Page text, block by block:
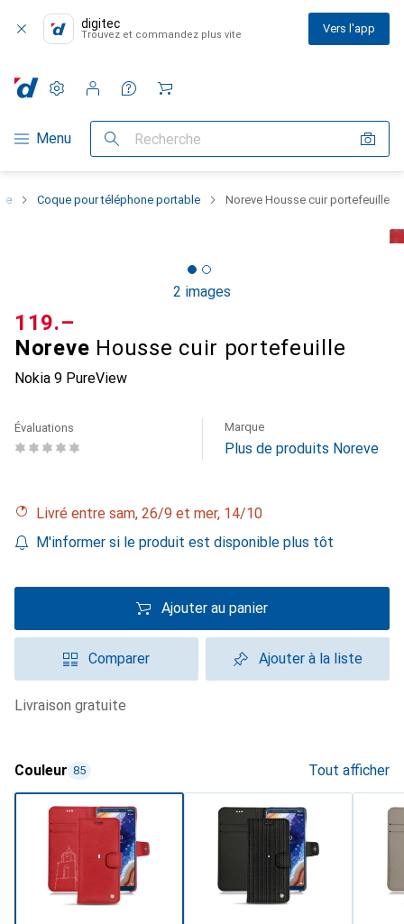
digitec
Trouvez et commandez plus vite Vers l'app
Navigation par catégorie
Menu Recherche
Paramètres
Compte client
Listes de comparaison
Listes d'envies
Panier
Coque pour téléphone portable Noreve Housse cuir portefeuille
2 images
Noreve Housse cuir portefeuille
Nokia 9 PureView
CHF
119.–
Évaluations Marque
Plus de produits Noreve
Livré entre sam, 26/9 et mer, 14/10
M'informer si le produit est disponible plus tôt
Ajouter au panier
Comparer Ajouter à la liste
livraison gratuite
Couleur 85 Tout afficher